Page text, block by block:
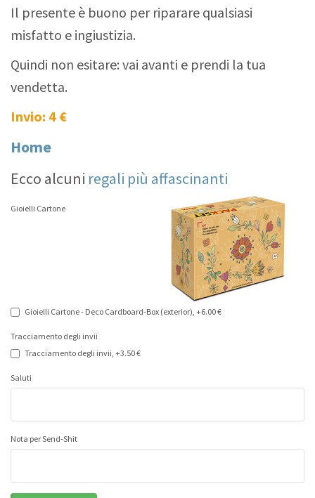
Il presente è buono per riparare qualsiasi
misfatto e ingiustizia.
Quindi non esitare: vai avanti e prendi la tua
vendetta.
Invio: 4 €
Home
Ecco alcuni regali più affascinanti
Gioielli Cartone
Gioielli Cartone - Deco Cardboard-Box (exterior), +6.00 €
Tracciamento degli invii
Tracciamento degli invii, +3.50 €
Saluti
Nota per Send-Shit